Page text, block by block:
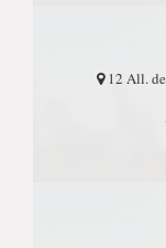
12 All. de